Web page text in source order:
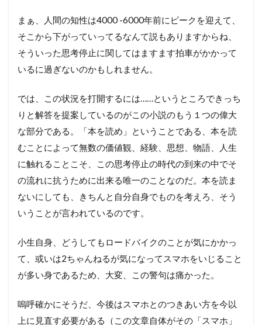
まぁ、人間の知性は4000 -6000年前にピークを迎えて、
そこから下がっていってるなんて説もありますからね、
そういった思考停止に関してはますます拍車がかかって
いるに過ぎないのかもしれません。
では、この状況を打開するには……というところできっち
りと解答を提案しているのがこの小説のもう１つの偉大
な部分である。「本を読め」ということである、本を読
むことによって無数の価値観、経験、思想、物語、人生
に触れることこそ、この思考停止の時代の到来の中でそ
の流れに抗うために出来る唯一のことなのだ。本を読ま
ないにしても、きちんと自分自身でものを考えろ、そう
いうことが言われているのです。
小生自身、どうしてもロードバイクのことが気にかかっ
て、或いは2ちゃんねるが気になってスマホをいじること
が多い身であるため、大変、この警句は痛かった。
嗚呼確かにそうだ、今後はスマホとのつきあい方を今以
上に見直す必要がある（この文章自体がその「スマホ」